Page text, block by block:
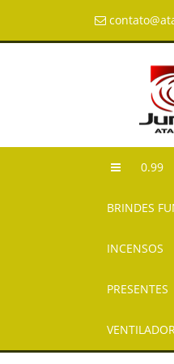
0.99
BRINDES
INCENSOS
PRESENTES